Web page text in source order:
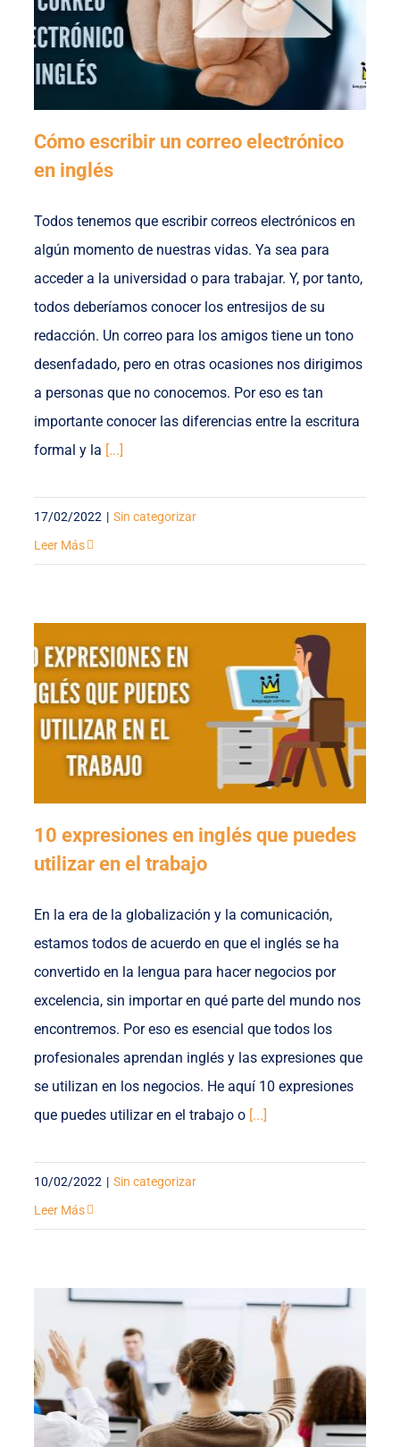
Cómo escribir un correo electrónico
en inglés
Todos tenemos que escribir correos electrónicos en
algún momento de nuestras vidas. Ya sea para
acceder a la universidad o para trabajar. Y, por tanto,
todos deberíamos conocer los entresijos de su
redacción. Un correo para los amigos tiene un tono
desenfadado, pero en otras ocasiones nos dirigimos
a personas que no conocemos. Por eso es tan
importante conocer las diferencias entre la escritura
formal y la [...]
17/02/2022 | Sin categorizar
Leer Más
10 expresiones en inglés que puedes
utilizar en el trabajo
En la era de la globalización y la comunicación,
estamos todos de acuerdo en que el inglés se ha
convertido en la lengua para hacer negocios por
excelencia, sin importar en qué parte del mundo nos
encontremos. Por eso es esencial que todos los
profesionales aprendan inglés y las expresiones que
se utilizan en los negocios. He aquí 10 expresiones
que puedes utilizar en el trabajo o [...]
10/02/2022 | Sin categorizar
Leer Más